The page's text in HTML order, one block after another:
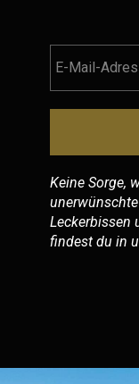
Keine Sorge,
Leckerbissen
findest du in